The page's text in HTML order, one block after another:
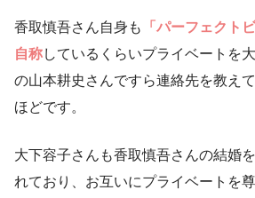
香取慎吾さん自身も
「パーフェクト
自称しているくらいプライベートを
の山本耕史さんですら連絡先を教え
ほどです。
大下容子さんも香取慎吾さんの結婚
れており、お互いにプライベートを